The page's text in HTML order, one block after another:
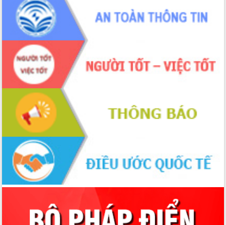
Tập huấn ứng dụng trí tuệ nhân tạo (AI)
trong thương mại điện tử năm 2026
Đoàn đại biểu Quốc hội tỉnh Đắk Lắk
trao đổi thông tin trước Kỳ họp thứ
nhất, Quốc hội khóa XVI
Quyết liệt cải cách hành chính, khơi
thông nguồn lực phát triển
Nâng cao hiệu lực, hiệu quả HĐND
tỉnh thông qua hiện đại hóa hành chính
Xã Ea Phê gắn cải cách hành chính với
chuyển đổi số
Phó Chủ tịch Thường trực UBND tỉnh
Hồ Thị Nguyên Thảo làm việc tại Trung
tâm Phục vụ hành chính công xã Ea
Phê
Xây dựng nền hành chính số đồng
hành cùng nông dân dân, doanh nghiệp
Giai đoạn 2026-2030, Đắk Lắk phấn
đấu có 77% xã đạt chuẩn nông thôn